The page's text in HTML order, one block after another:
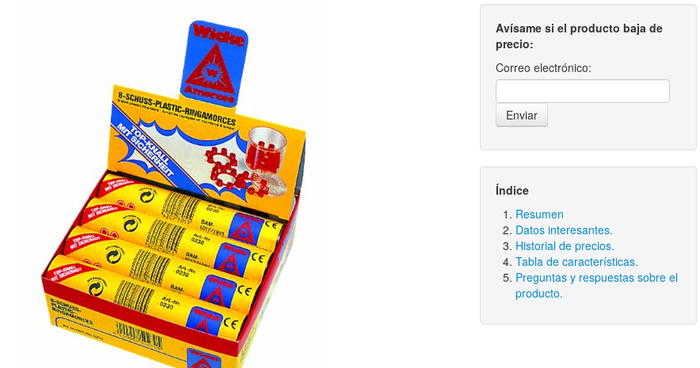
Avísame si el producto baja de
precio:
Correo electrónico:
Índice
Resumen
Datos interesantes.
Historial de precios.
Tabla de características.
Preguntas y respuestas sobre el
producto.